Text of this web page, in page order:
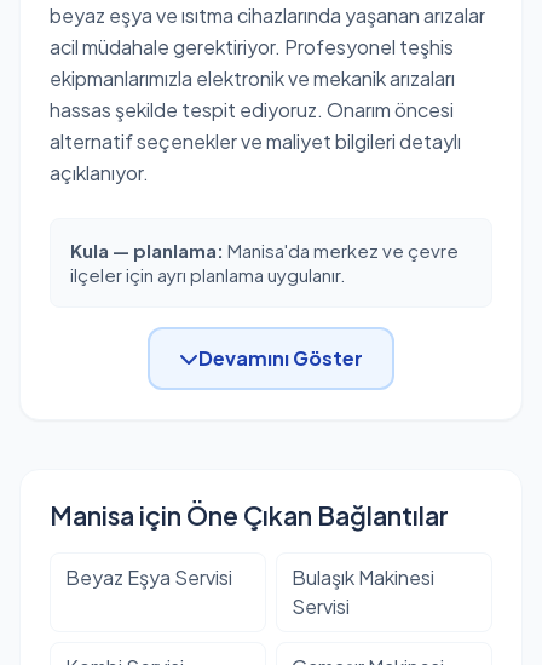
beyaz eşya ve ısıtma cihazlarında yaşanan arızalar
acil müdahale gerektiriyor. Profesyonel teşhis
ekipmanlarımızla elektronik ve mekanik arızaları
hassas şekilde tespit ediyoruz. Onarım öncesi
alternatif seçenekler ve maliyet bilgileri detaylı
açıklanıyor.
Kula — planlama: Manisa'da merkez ve çevre
ilçeler için ayrı planlama uygulanır.
Devamını Göster
Manisa için Öne Çıkan Bağlantılar
Beyaz Eşya Servisi
Bulaşık Makinesi
Servisi